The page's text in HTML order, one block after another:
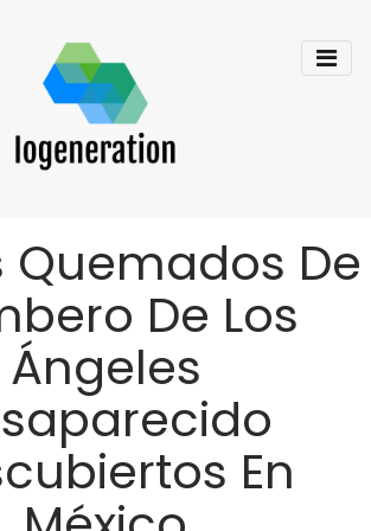
Quemados De
De Los
Ángeles
En